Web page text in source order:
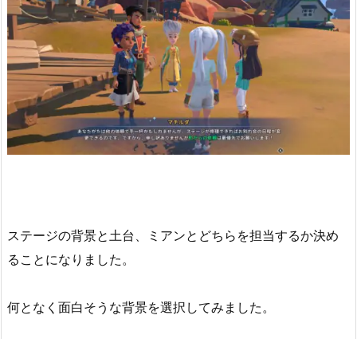
ステージの背景と土台、ミアンとどちらを担当するか決め
ることになりました。
何となく面白そうな背景を選択してみました。